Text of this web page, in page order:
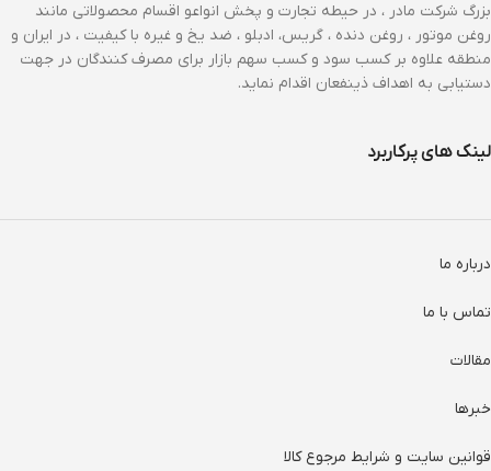
بزرگ شرکت مادر ، در حیطه تجارت و پخش انواعو اقسام محصولاتی مانند
روغن موتور ، روغن دنده ، گریس، ادبلو ، ضد یخ و غیره با کیفیت ، در ایران و
منطقه علاوه بر کسب سود و کسب سهم بازار برای مصرف کنندگان در جهت
دستیابی به اهداف ذینفعان اقدام نماید.
لینک های پرکاربرد
درباره ما
تماس با ما
مقالات
خبرها
قوانین سایت و شرایط مرجوع کالا